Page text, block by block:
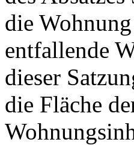
die
entfallende
dieser
die Fläche